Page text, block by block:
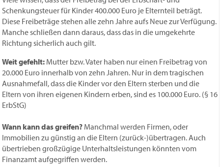
Schenkungsteuer für Kinder 400.000 Euro je Elternteil beträgt.
Diese Freibeträge stehen alle zehn Jahre aufs Neue zur Verfügung.
Manche schließen dann daraus, dass das in die umgekehrte
Richtung sicherlich auch gilt.
Weit gefehlt: Mutter bzw. Vater haben nur einen Freibetrag von
20.000 Euro innerhalb von zehn Jahren. Nur in dem tragischen
Ausnahmefall, dass die Kinder vor den Eltern sterben und die
Eltern von ihren eigenen Kindern erben, sind es 100.000 Euro. (§ 16
ErbStG)
Wann kann das greifen? Manchmal werden Firmen, oder
Immobilien zu günstig an die Eltern (zurück-)übertragen. Auch
übertrieben großzügige Unterhaltsleistungen könnten vom
Finanzamt aufgegriffen werden.